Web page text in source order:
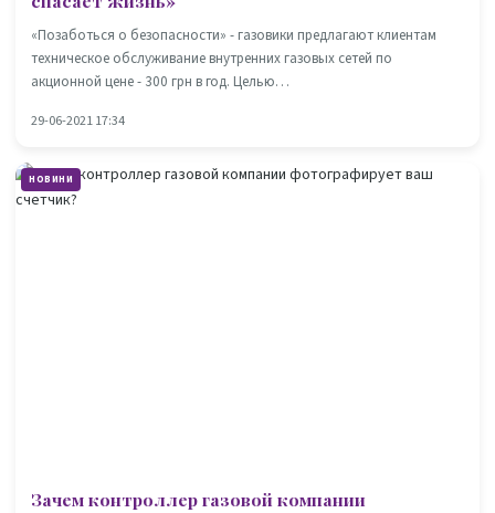
«Позаботься о безопасности» - газовики предлагают клиентам
техническое обслуживание внутренних газовых сетей по
акционной цене - 300 грн в год. Целью…
29-06-2021 17:34
НОВИНИ
Зачем контроллер газовой компании